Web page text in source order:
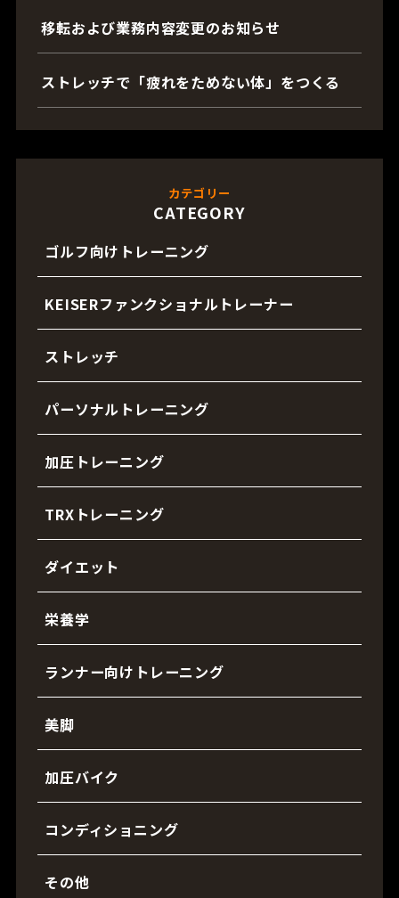
移転および業務内容変更のお知らせ
ストレッチで「疲れをためない体」をつくる
カテゴリー
CATEGORY
ゴルフ向けトレーニング
KEISERファンクショナルトレーナー
ストレッチ
パーソナルトレーニング
加圧トレーニング
TRXトレーニング
ダイエット
栄養学
ランナー向けトレーニング
美脚
加圧バイク
コンディショニング
その他